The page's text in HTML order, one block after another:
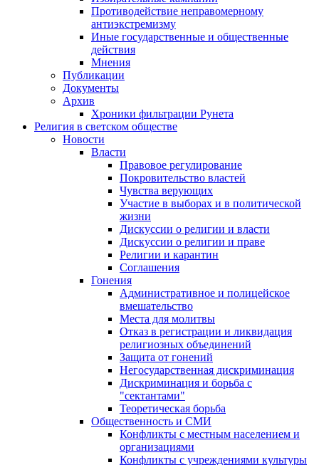
Противодействие неправомерному
антиэкстремизму
Иные государственные и общественные
действия
Мнения
Публикации
Документы
Архив
Хроники фильтрации Рунета
Религия в светском обществе
Новости
Власти
Правовое регулирование
Покровительство властей
Чувства верующих
Участие в выборах и в политической
жизни
Дискуссии о религии и власти
Дискуссии о религии и праве
Религии и карантин
Соглашения
Гонения
Административное и полицейское
вмешательство
Места для молитвы
Отказ в регистрации и ликвидация
религиозных объединений
Защита от гонений
Негосударственная дискриминация
Дискриминация и борьба с
"сектантами"
Теоретическая борьба
Общественность и СМИ
Конфликты с местным населением и
организациями
Конфликты с учреждениями культуры